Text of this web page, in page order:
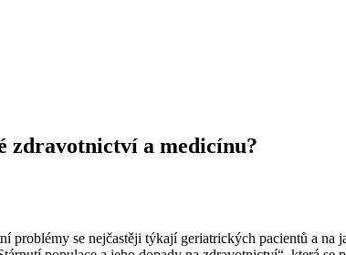
zdravotnictví a medicínu?
se nejčastěji týkají geriatrických pacientů a na